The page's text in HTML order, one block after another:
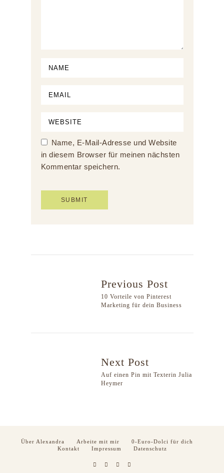
Name, E-Mail-Adresse und Website
in diesem Browser für meinen nächsten
Kommentar speichern.
Previous Post
10 Vorteile von Pinterest
Marketing für dein Business
Next Post
Auf einen Pin mit Texterin Julia
Heymer
Über Alexandra Arbeite mit mir
0-Euro-Dolci für dich
Kontakt
Impressum Datenschutz